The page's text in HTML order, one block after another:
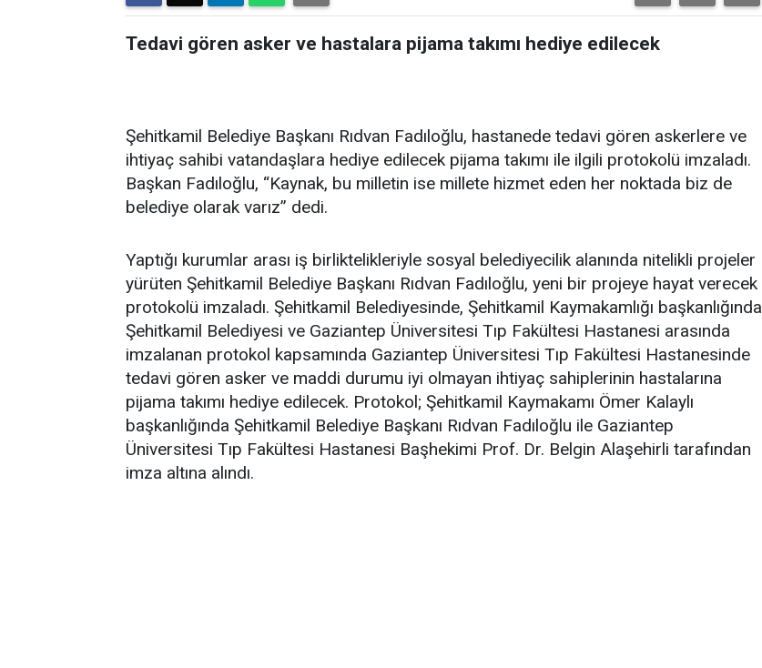
Tedavi gören asker ve hastalara pijama takımı hediye edilecek
Şehitkamil Belediye Başkanı Rıdvan Fadıloğlu, hastanede tedavi gören askerlere ve
ihtiyaç sahibi vatandaşlara hediye edilecek pijama takımı ile ilgili protokolü imzaladı.
Başkan Fadıloğlu, “Kaynak, bu milletin ise millete hizmet eden her noktada biz de
belediye olarak varız” dedi.
Yaptığı kurumlar arası iş birliktelikleriyle sosyal belediyecilik alanında nitelikli projeler
yürüten Şehitkamil Belediye Başkanı Rıdvan Fadıloğlu, yeni bir projeye hayat verecek
protokolü imzaladı. Şehitkamil Belediyesinde, Şehitkamil Kaymakamlığı başkanlığında
Şehitkamil Belediyesi ve Gaziantep Üniversitesi Tıp Fakültesi Hastanesi arasında
imzalanan protokol kapsamında Gaziantep Üniversitesi Tıp Fakültesi Hastanesinde
tedavi gören asker ve maddi durumu iyi olmayan ihtiyaç sahiplerinin hastalarına
pijama takımı hediye edilecek. Protokol; Şehitkamil Kaymakamı Ömer Kalaylı
başkanlığında Şehitkamil Belediye Başkanı Rıdvan Fadıloğlu ile Gaziantep
Üniversitesi Tıp Fakültesi Hastanesi Başhekimi Prof. Dr. Belgin Alaşehirli tarafından
imza altına alındı.